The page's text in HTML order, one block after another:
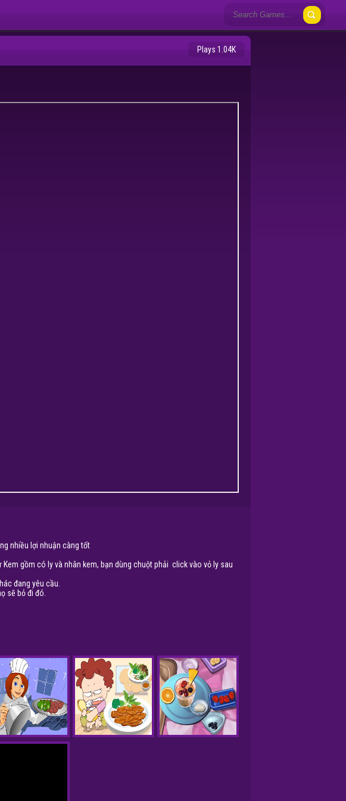
Plays 1.04K
nhiều lợi nhuận càng tốt
gồm có ly và nhân kem, bạn dùng chuột phải click vào vỏ ly sau
đang yêu cầu.
sẽ bỏ đi đó.